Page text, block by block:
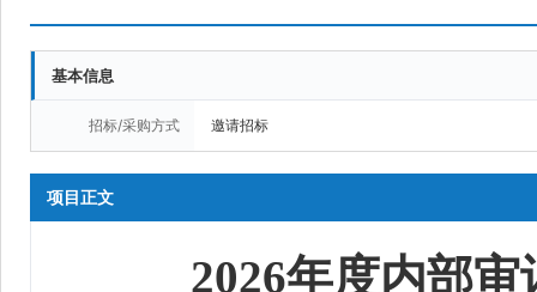
基本信息
招标/采购方式 邀请招标
项目正文